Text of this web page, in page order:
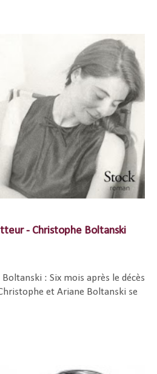
- Christophe Boltanski
: Six mois après le décès
et Ariane Boltanski se